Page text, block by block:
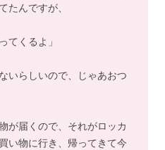
たんですが、
てくるよ」
いらしいので、じゃあおつ
が届くので、それがロッカ
い物に行き、帰ってきて今